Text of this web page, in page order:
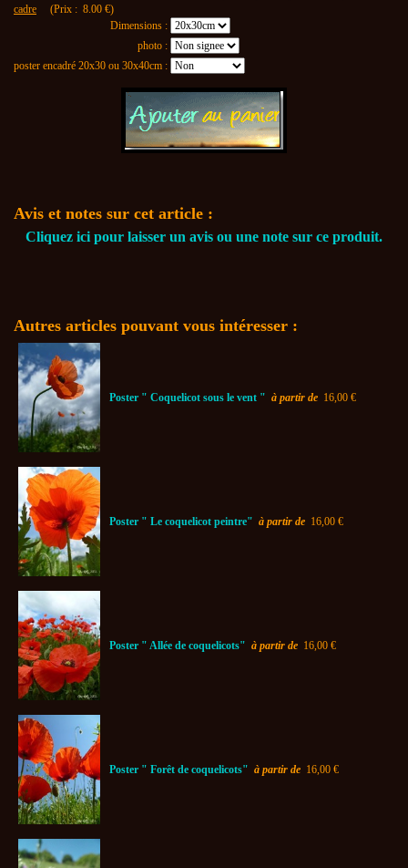
cadre (Prix : 8.00 €)
Dimensions :
photo :
poster encadré 20x30 ou 30x40cm :
Avis et notes sur cet article :
Cliquez ici pour laisser un avis ou une note sur ce produit.
Autres articles pouvant vous intéresser :
Poster " Coquelicot sous le vent " à partir de 16,00 €
Poster " Le coquelicot peintre" à partir de 16,00 €
Poster " Allée de coquelicots" à partir de 16,00 €
Poster " Forêt de coquelicots" à partir de 16,00 €